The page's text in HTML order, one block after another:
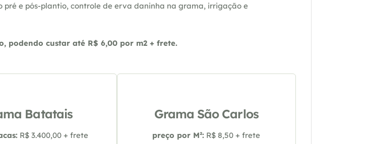
e pós-plantio, controle de erva daninha na grama, irrigação e
podendo custar até R$ 6,00 por m2 + frete.
Batatais
R$ 3.400,00 + frete
Grama São Carlos
preço por M²: R$ 8,50 + frete